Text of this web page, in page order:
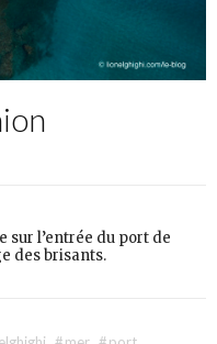
sur l’entrée du port de
des brisants.